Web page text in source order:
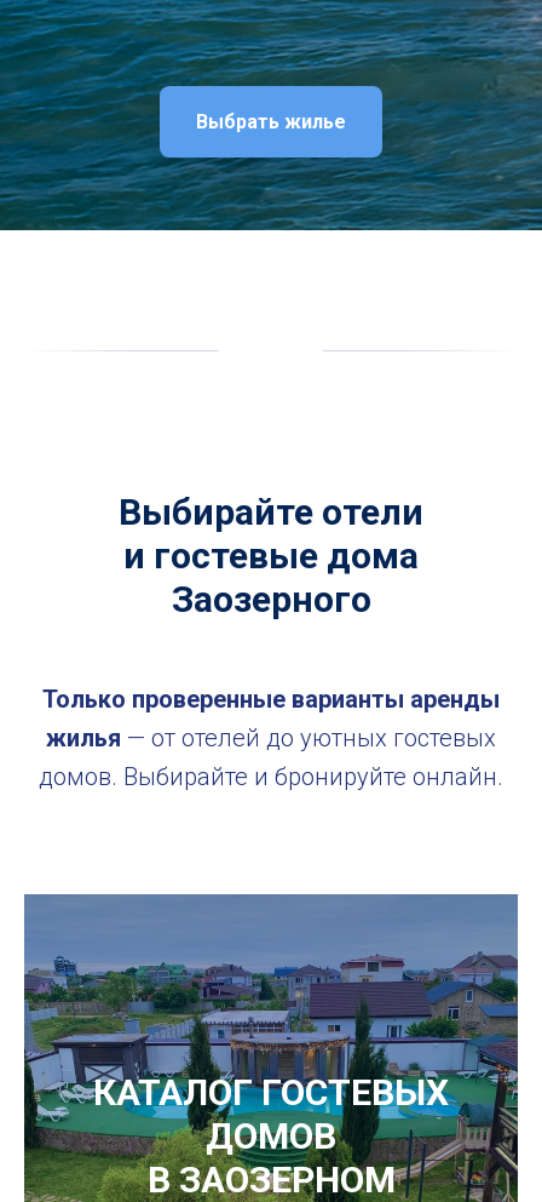
Выбрать жилье
Выбирайте отели
и гостевые дома
Заозерного
Только проверенные варианты аренды
жилья — от отелей до уютных гостевых
домов. Выбирайте и бронируйте онлайн.
КАТАЛОГ ГОСТЕВЫХ
ДОМОВ
В ЗАОЗЕРНОМ